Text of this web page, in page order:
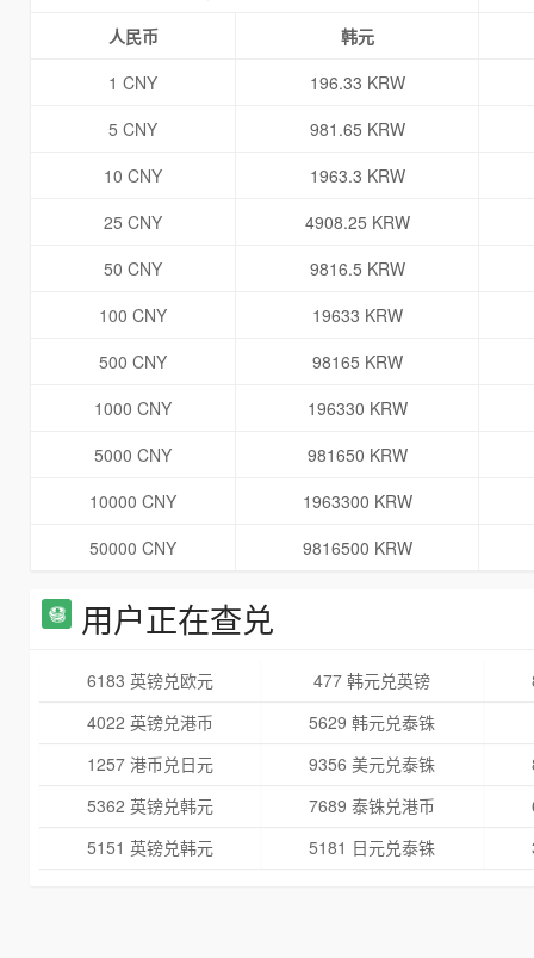
人民币
韩元
1 CNY
196.33 KRW
5 CNY
981.65 KRW
10 CNY
1963.3 KRW
25 CNY
4908.25 KRW
50 CNY
9816.5 KRW
100 CNY
19633 KRW
500 CNY
98165 KRW
1000 CNY
196330 KRW
5000 CNY
981650 KRW
10000 CNY
1963300 KRW
50000 CNY
9816500 KRW
用户正在查兑
6183 英镑兑欧元 477 韩元兑英镑
4022 英镑兑港币
5629 韩元兑泰铢
1257 港币兑日元
9356 美元兑泰铢
5362 英镑兑韩元
7689 泰铢兑港币
5151 英镑兑韩元
5181 日元兑泰铢